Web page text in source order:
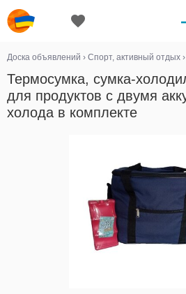
Доска объявлений › Спорт, активный отдых ›
Термосумка, сумка-
для продуктов с двумя
холода в комплекте